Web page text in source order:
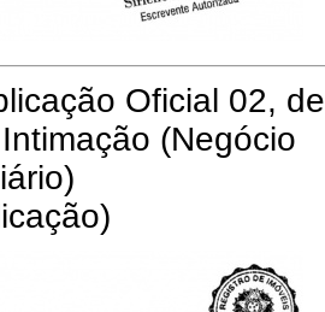
Oficial 02, de
(Negócio